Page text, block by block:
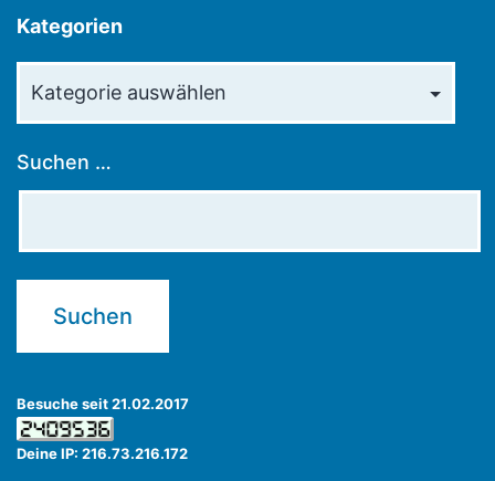
Kategorien
Suchen …
Besuche seit 21.02.2017
Deine IP: 216.73.216.172